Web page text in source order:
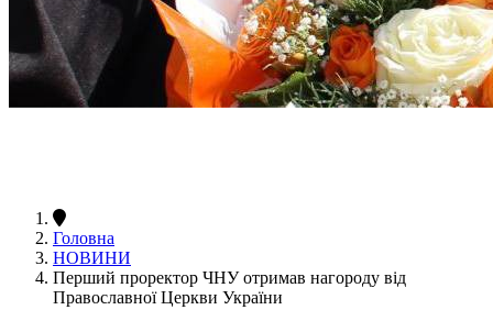
Головна
НОВИНИ
Перший проректор ЧНУ отримав нагороду від
Православної Церкви України